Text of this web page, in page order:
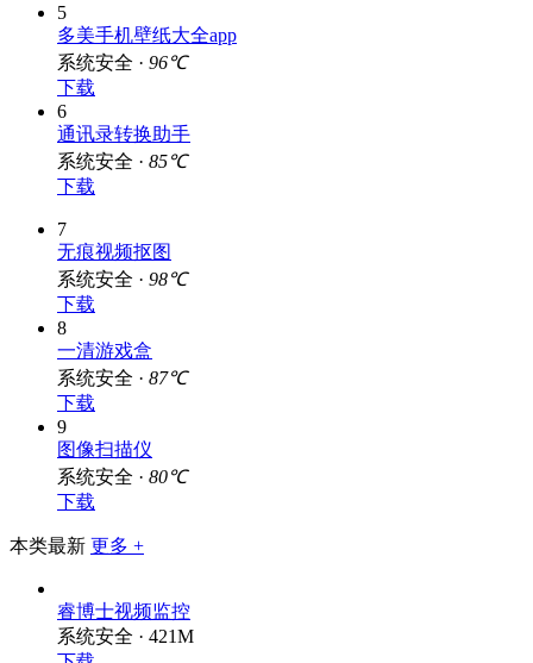
5
多美手机壁纸大全app
系统安全 · 96℃
下载
6
通讯录转换助手
系统安全 · 85℃
下载
7
无痕视频抠图
系统安全 · 98℃
下载
8
一清游戏盒
系统安全 · 87℃
下载
9
图像扫描仪
系统安全 · 80℃
下载
本类最新 更多 +
睿博士视频监控
系统安全 · 421M